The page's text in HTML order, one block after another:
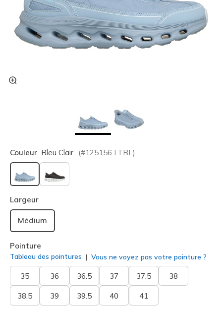
Couleur Bleu Clair (#125156 LTBL)
sélectionné
Largeur
Médium
Pointure
Tableau des pointures Vous ne voyez pas votre pointure ?
35 36 36.5 37 37.5 38
38.5 39 39.5 40 41